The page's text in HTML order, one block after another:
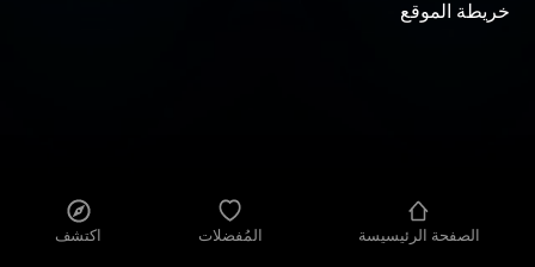
الصفحة الرئيسيسة المُفضلات اكتشف
خريطة الموقع